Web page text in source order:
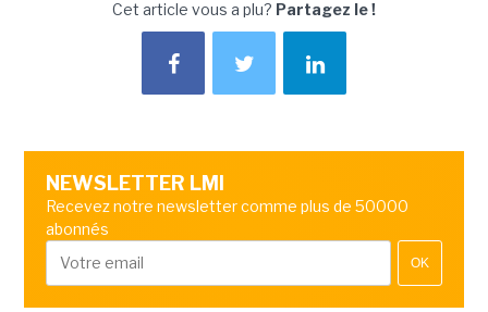
Cet article vous a plu? Partagez le !
NEWSLETTER LMI
Recevez notre newsletter comme plus de 50000
abonnés
OK